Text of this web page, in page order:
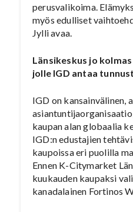
perusvalikoima.
myös edulliset
Jylli avaa.
Länsikeskus jo
jolle IGD antaa
IGD on kansainvälinen,
kaupan alan globaalia
IGD:n edustajien
kaupoissa eri puolilla
Ennen K-Citymarket
kuukauden kaupaksi
kanadalainen Fortinos